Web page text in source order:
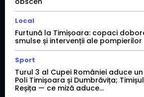
Local
Furtună la Timișoara: copaci
smulse și intervenții ale pompierilor
Sport
Turul 3 al Cupei României aduce un
Poli Timișoara și Dumbrăvița;
Reșița — ce miză aduce...